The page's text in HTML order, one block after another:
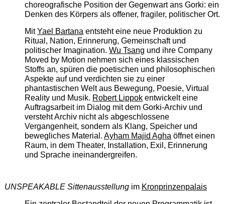
choreografische Position der Gegenwart ans Gorki: ein
Denken des Körpers als offener, fragiler, politischer Ort.
MitYael Bartanaentsteht eine neue Produktion zu
Ritual, Nation, Erinnerung, Gemeinschaft und
politischer Imagination. Wu Tsang und ihre Company
Moved by Motion nehmen sich eines klassischen
Stoffs an, spüren die poetischen und philosophischen
Aspekte auf und verdichten sie zu einer
phantastischen Welt aus Bewegung, Poesie, Virtual
Reality und Musik. Robert Lippokentwickelt eine
Auftragsarbeit im Dialog mit dem Gorki-Archiv und
versteht Archiv nicht als abgeschlossene
Vergangenheit, sondern als Klang, Speicher und
bewegliches Material. Ayham Majid Aghaöffnet einen
Raum, in dem Theater, Installation, Exil, Erinnerung
und Sprache ineinandergreifen.
UNSPEAKABLE Sittenausstellungim Kronprinzenpalais